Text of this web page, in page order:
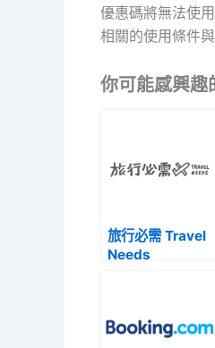
優惠碼將無法使
相關的使用條件
你可能感興趣
旅行必需 Travel
Needs